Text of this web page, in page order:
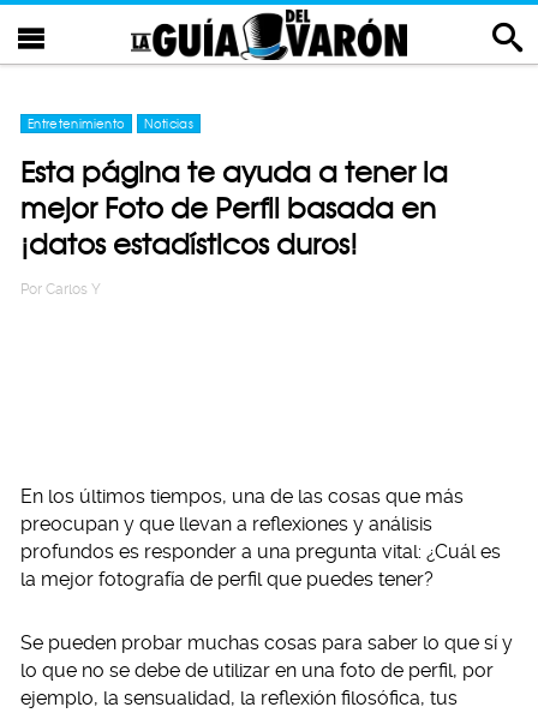
Entretenimiento Noticias
Esta página te ayuda a tener la
mejor Foto de Perfil basada en
¡datos estadísticos duros!
Por Carlos Y
En los últimos tiempos, una de las cosas que más
preocupan y que llevan a reflexiones y análisis
profundos es responder a una pregunta vital: ¿Cuál es
la mejor fotografía de perfil que puedes tener?
Se pueden probar muchas cosas para saber lo que sí y
lo que no se debe de utilizar en una foto de perfil, por
ejemplo, la sensualidad, la reflexión filosófica, tus